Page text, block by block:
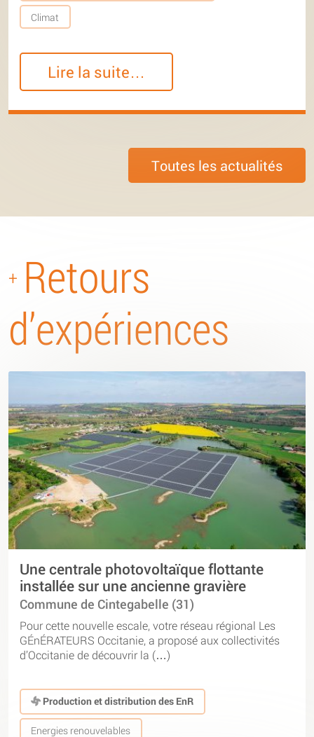
Climat
Lire la suite…
Toutes les actualités
+ Retours
d’expériences
Une centrale photovoltaïque flottante
installée sur une ancienne gravière
Commune de Cintegabelle (31)
Pour cette nouvelle escale, votre réseau régional Les
GÉnÉRATEURS Occitanie, a proposé aux collectivités
d’Occitanie de découvrir la (…)
Production et distribution des EnR
Energies renouvelables